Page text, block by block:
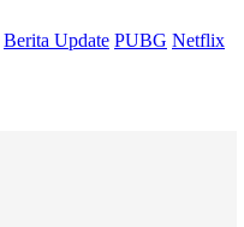
Berita Update PUBG Netflix